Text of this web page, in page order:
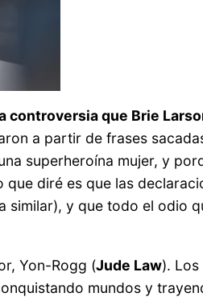
controversia que Brie
a partir de frases
superheroína mujer, y
diré es que las
similar), y que todo el odio
Yon-Rogg (Jude Law). Los
mundos y